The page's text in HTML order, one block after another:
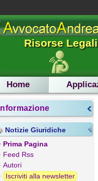
Risorse Legali
Home
Informazione
Notizie Giuridiche
Prima Pagina
Feed Rss
Autori
Iscriviti alla newsletter